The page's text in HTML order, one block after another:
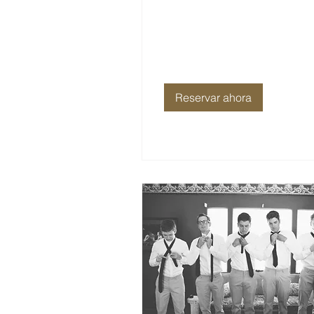
Reservar ahora